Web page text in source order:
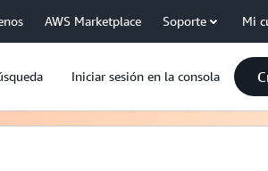
AWS Marketplace Soporte Mi
Iniciar sesión en la consola